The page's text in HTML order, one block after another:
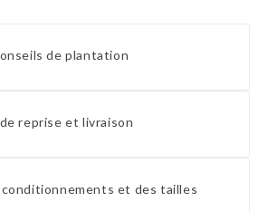
de plantation
reprise et livraison
et des tailles